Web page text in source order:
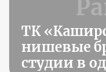
ТК
нишевые
студии в